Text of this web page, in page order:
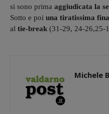
si sono prima aggiudicata la
Sotto e poi una tiratissima
al tie-break (31-29, 24-26,25-
Michele